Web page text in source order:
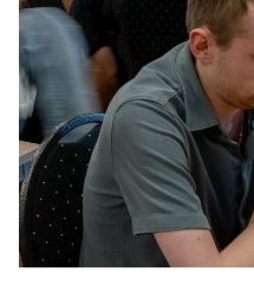
SLIEDRECHT